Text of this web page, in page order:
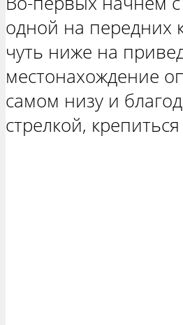
одной на передних
чуть ниже на
местонахождение
самом низу и
стрелкой,